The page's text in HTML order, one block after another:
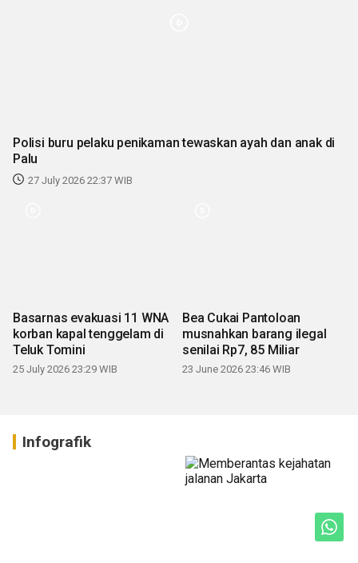
Polisi buru pelaku penikaman tewaskan ayah dan anak di
Palu
27 July 2026 22:37 WIB
Basarnas evakuasi 11 WNA
korban kapal tenggelam di
Teluk Tomini
25 July 2026 23:29 WIB
Bea Cukai Pantoloan
musnahkan barang ilegal
senilai Rp7, 85 Miliar
23 June 2026 23:46 WIB
Infografik